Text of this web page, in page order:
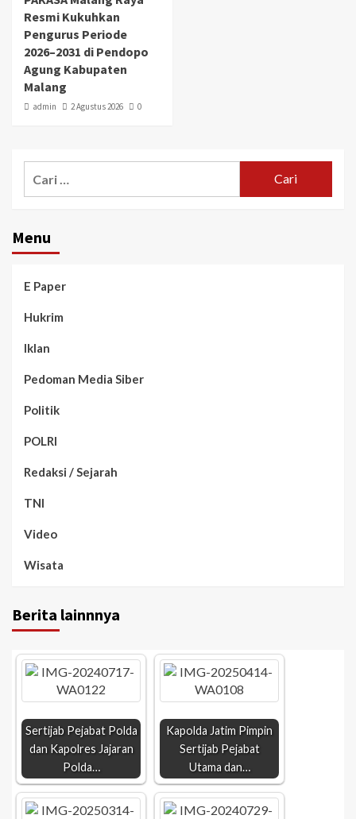
Resmi Kukuhkan
Pengurus Periode
2026–2031 di Pendopo
Agung Kabupaten
Malang
admin 2 Agustus 2026 0
Menu
E Paper
Hukrim
Iklan
Pedoman Media Siber
Politik
POLRI
Redaksi / Sejarah
TNI
Video
Wisata
Berita lainnnya
Sertijab Pejabat Polda
dan Kapolres Jajaran
Polda…
Kapolda Jatim Pimpin
Sertijab Pejabat
Utama dan…